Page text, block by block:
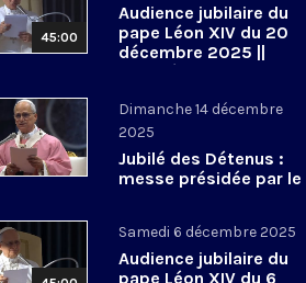
45:00
Audience jubilaire du
pape Léon XIV du 20
décembre 2025 ||
#Jubilé2025
Dimanche 14 décembre
2025
Jubilé des Détenus :
messe présidée par le
Samedi 6 décembre 2025
Audience jubilaire du
pape Léon XIV du 6